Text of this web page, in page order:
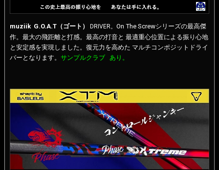
muziik G.O.A.T（ゴート） DRIVER 。 On The Screwシリーズの最高傑
作。最大の飛距離と打感。最高の打音と 最適重心位置による振り心地
と安定感を実現しました。復元力を高めた マルチコンポジットドライ
バーとなります。 サンプルクラブ あり。